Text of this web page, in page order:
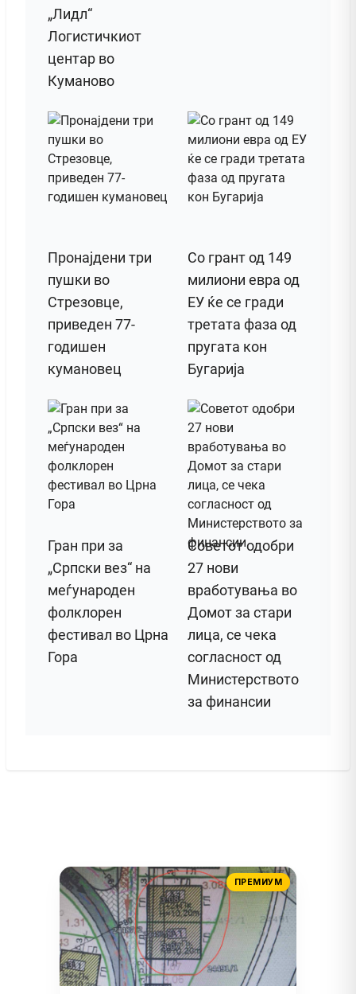
„Лидл“
Логистичкиот
центар во
Куманово
Пронајдени три
пушки во
Стрезовце,
приведен 77-
годишен
кумановец
Со грант од 149
милиони евра од
ЕУ ќе се гради
третата фаза од
пругата кон
Бугарија
Гран при за
„Српски вез“ на
меѓународен
фолклорен
фестивал во Црна
Гора
Советот одобри
27 нови
вработувања во
Домот за стари
лица, се чека
согласност од
Министерството
за финансии
ПРЕМИУМ